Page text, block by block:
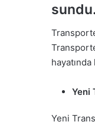
sundu.
Yeni
Yeni